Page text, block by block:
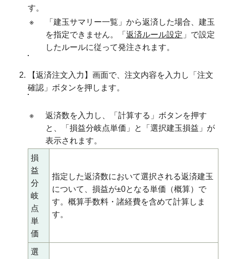
す。
※
「建玉サマリー一覧」から返済した場合、建玉
を指定できません。「 返済ルール設定 」で設定
したルールに従って発注されます。
【返済注文入力】画面で、注文内容を入力し「注文
確認」ボタンを押します。
※
返済数を入力し、「計算する」ボタンを押す
と、「損益分岐点単価」と「選択建玉損益」が
表示されます。
損
益
分
岐
点
単
価
指定した返済数において選択される返済建玉
について、損益が±0となる単価（概算）で
す。概算手数料・諸経費を含めて計算しま
す。
選